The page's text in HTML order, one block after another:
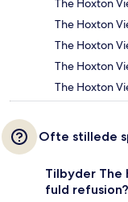
The Hoxton
The Hoxton
The Hoxton
The Hoxton
The Hoxton
Ofte stillede
Tilbyder The
fuld refusion?